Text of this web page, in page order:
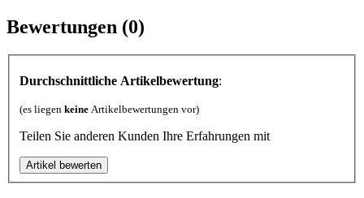
Bewertungen (0)
Durchschnittliche Artikelbewertung:
(es liegen keine Artikelbewertungen vor)
Teilen Sie anderen Kunden Ihre Erfahrungen mit